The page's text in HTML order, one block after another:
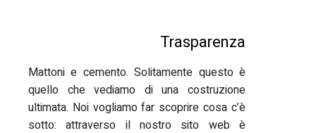
Trasparenza
Mattoni e cemento. Solitamente questo è
quello che vediamo di una costruzione
ultimata. Noi vogliamo far scoprire cosa c’è
sotto: attraverso il nostro sito web è